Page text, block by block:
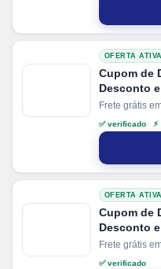
em produtos
OFERTA ATIVA
Cupom de
Desconto
Frete grátis
suas
+ 10% de
✅ verificado
OFERTA ATIVA
Cupom de
Desconto
Frete grátis
2% de
✅ verificado